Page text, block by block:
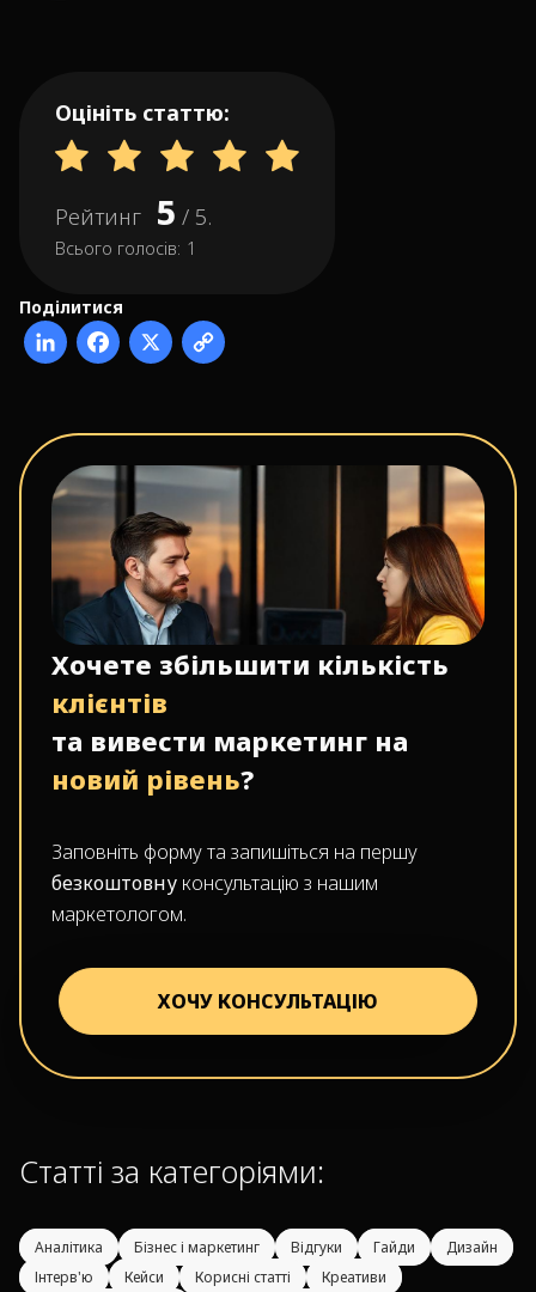
Оцініть статтю:
Рейтинг 5 / 5.
Всього голосів: 1
Поділитися
Хочете збільшити кількість
клієнтів
та вивести маркетинг на
новий рівень?
Заповніть форму та запишіться на першу
безкоштовну консультацію з нашим
маркетологом.
ХОЧУ КОНСУЛЬТАЦІЮ
Статті за категоріями:
Аналітика Бізнес і маркетинг Відгуки Гайди
Дизайн
Інтерв'ю
Кейси Корисні статті
Креативи